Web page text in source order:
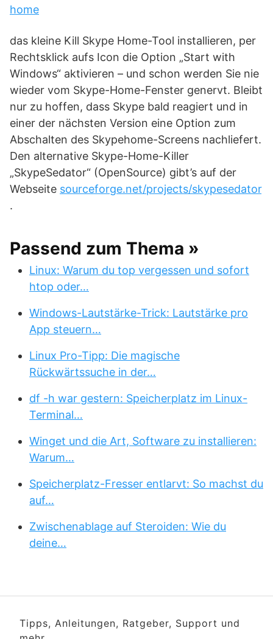
home
das kleine Kill Skype Home-Tool installieren, per
Rechtsklick aufs Icon die Option „Start with
Windows“ aktivieren – und schon werden Sie nie
wieder vom Skype-Home-Fenster genervt. Bleibt
nur zu hoffen, dass Skype bald reagiert und in
einer der nächsten Version eine Option zum
Abschalten des Skypehome-Screens nachliefert.
Den alternative Skype-Home-Killer
„SkypeSedator“ (OpenSource) gibt’s auf der
Webseite sourceforge.net/projects/skypesedator
.
Passend zum Thema »
Linux: Warum du top vergessen und sofort
htop oder…
Windows-Lautstärke-Trick: Lautstärke pro
App steuern…
Linux Pro-Tipp: Die magische
Rückwärtssuche in der…
df -h war gestern: Speicherplatz im Linux-
Terminal…
Winget und die Art, Software zu installieren:
Warum…
Speicherplatz-Fresser entlarvt: So machst du
auf…
Zwischenablage auf Steroiden: Wie du
deine…
Tipps, Anleitungen, Ratgeber, Support und